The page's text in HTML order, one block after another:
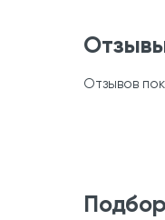
Отзывов